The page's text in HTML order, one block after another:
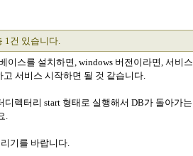
1건 있습니다.
이스를 설치하면, windows 버전이라면, 서비
고 서비스 시작하면 될 것 같습니다.
디렉터리 start 형태로 실행해서 DB가 돌아가
.
기를 바랍니다.